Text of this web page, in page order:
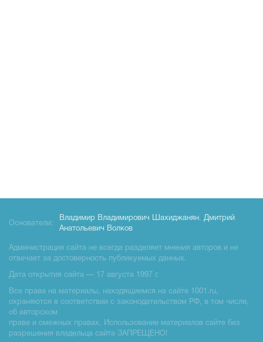
Основатели:
Владимир Владимирович Шахиджанян, Дмитрий
Анатольевич Волков
Администрация сайта не всегда разделяет мнения авторов и не
отвечает за достоверность публикуемых данных.
Дата открытия сайта — 17 августа 1997 г.
Все права на материалы, находящиемся на сайте 1001.ru,
охраняются в соответствии с законодательством РФ, в том числе,
об авторском
праве и смежных правах. Использование материалов сайте без
разрешения владельца сайта ЗАПРЕЩЕНО!